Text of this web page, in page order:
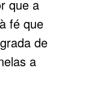
que a
fé que
de
a